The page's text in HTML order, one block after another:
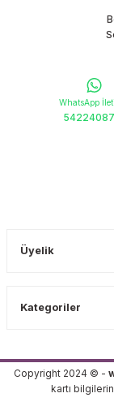
WhatsApp
Üyelik
Kategoriler
Copyright 2024 © -
kartı